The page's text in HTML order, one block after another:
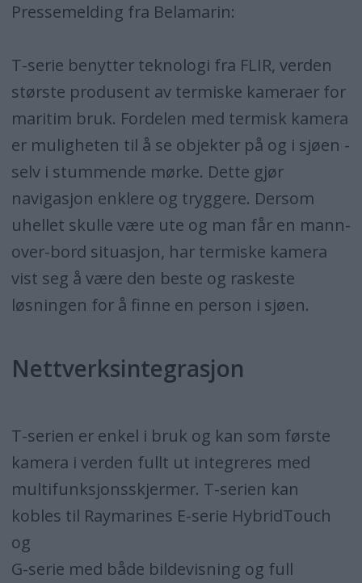
Pressemelding fra Belamarin:
T-serie benytter teknologi fra FLIR, verden
største produsent av termiske kameraer for
maritim bruk. Fordelen med termisk kamera
er muligheten til å se objekter på og i sjøen -
selv i stummende mørke. Dette gjør
navigasjon enklere og tryggere. Dersom
uhellet skulle være ute og man får en mann-
over-bord situasjon, har termiske kamera
vist seg å være den beste og raskeste
løsningen for å finne en person i sjøen.
Nettverksintegrasjon
T-serien er enkel i bruk og kan som første
kamera i verden fullt ut integreres med
multifunksjonsskjermer. T-serien kan
kobles til Raymarines E-serie HybridTouch
og
G-serie med både bildevisning og full